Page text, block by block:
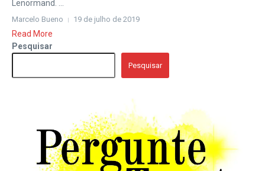
Lenormand. ...
Marcelo Bueno 19 de julho de 2019
Read More
Pesquisar
Pesquisar